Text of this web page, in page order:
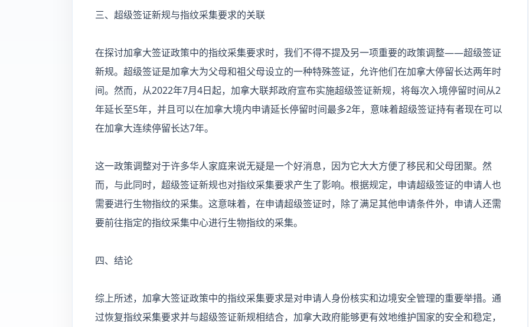
三、超级签证新规与指纹采集要求的关联
在探讨加拿大签证政策中的指纹采集要求时，我们不得不提及另一项重要的政策调整——超级签证
新规。超级签证是加拿大为父母和祖父母设立的一种特殊签证，允许他们在加拿大停留长达两年时
间。然而，从2022年7月4日起，加拿大联邦政府宣布实施超级签证新规，将每次入境停留时间从2
年延长至5年，并且可以在加拿大境内申请延长停留时间最多2年，意味着超级签证持有者现在可以
在加拿大连续停留长达7年。
这一政策调整对于许多华人家庭来说无疑是一个好消息，因为它大大方便了移民和父母团聚。然
而，与此同时，超级签证新规也对指纹采集要求产生了影响。根据规定，申请超级签证的申请人也
需要进行生物指纹的采集。这意味着，在申请超级签证时，除了满足其他申请条件外，申请人还需
要前往指定的指纹采集中心进行生物指纹的采集。
四、结论
综上所述，加拿大签证政策中的指纹采集要求是对申请人身份核实和边境安全管理的重要举措。通
过恢复指纹采集要求并与超级签证新规相结合，加拿大政府能够更有效地维护国家的安全和稳定，